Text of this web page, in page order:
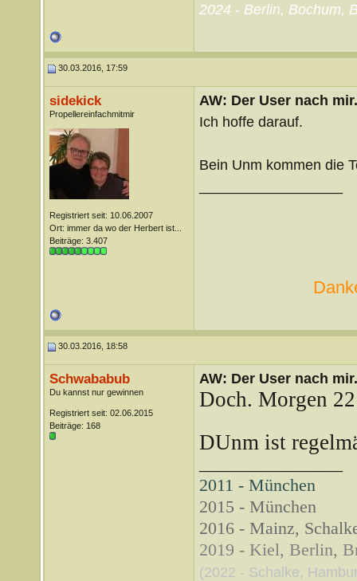
2024 - Berlin, Bochum,
30.03.2016, 17:59
sidekick
Propellereinfachmitmir
Registriert seit: 10.06.2007
Ort: immer da wo der Herbert ist...
Beiträge: 3.407
AW: Der User nach
Ich hoffe darauf.
Bein Unm kommen die
30.03.2016, 18:58
Schwababub
Du kannst nur gewinnen
Registriert seit: 02.06.2015
Beiträge: 168
AW: Der User nach
Doch. Morgen
DUnm ist
2011 - München
2015 - München
2016 - Mainz,
2019 - Kiel, Berlin,
(2022 - Schalke,